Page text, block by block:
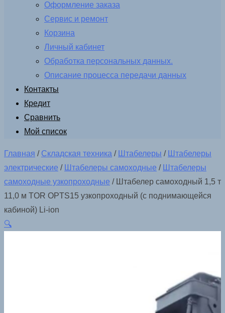
Оформление заказа
Сервис и ремонт
Корзина
Личный кабинет
Обработка персональных данных.
Описание процесса передачи данных
Контакты
Кредит
Сравнить
Мой список
Главная / Складская техника / Штабелеры / Штабелеры
электрические / Штабелеры самоходные / Штабелеры
самоходные узкопроходные / Штабелер самоходный 1,5 т
11,0 м TOR OPTS15 узкопроходный (с поднимающейся
кабиной) Li-ion
🔍